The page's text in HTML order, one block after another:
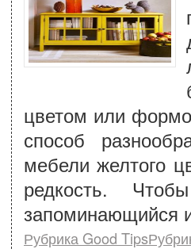
цветом или
способ
мебели желтого
редкость.
запоминающийся
Рубрика Good